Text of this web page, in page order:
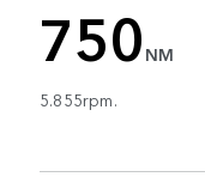
750 NM
5.855rpm.